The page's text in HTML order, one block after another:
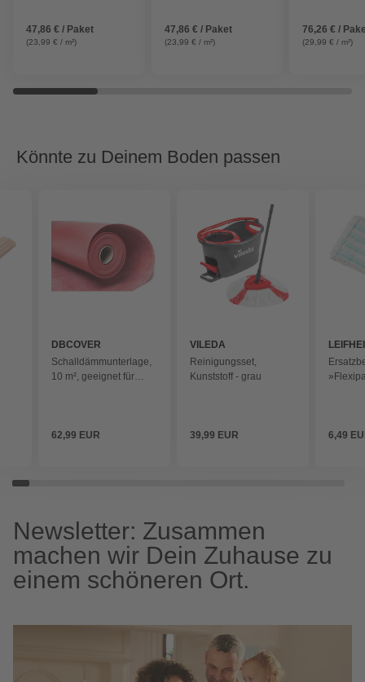
47,86 € / Paket
(23,99 € / m²)
47,86 € / Paket
(23,99 € / m²)
76,26 € /
(29,99 € / m²)
Könnte zu Deinem Boden passen
DBCOVER
Schalldämmunterlage,
10 m², geeignet für
62,99 EUR
VILEDA
Reinigungsset,
Kunststoff - grau
39,99 EUR 6,49
Newsletter: Zusammen
machen wir Dein Zuhause zu
einem schöneren Ort.